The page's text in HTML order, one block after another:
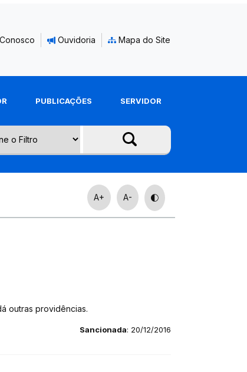
Ouvidoria Mapa do Site
PUBLICAÇÕES SERVIDOR
A+ A-
outras providências.
Sancionada: 20/12/2016